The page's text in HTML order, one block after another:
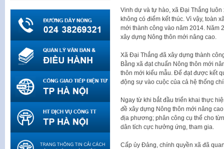
Vinh dự và tự hào, xã Đại Thắng
không có điểm kết thúc. Vì vậy, toàn
mới thành công vào năm 2014. Năm
xây dựng Nông thôn mới nâng cao.
Xã Đại Thắng đã xây dựng thành
Bằng xã đạt chuẩn Nông thôn mới
thôn mới kiểu mẫu. Để đạt được kết
động sự vào cuộc của cả hệ thống
Ngay từ khi bắt đầu triển khai thực
đề xây dựng Nông thôn mới nâng
địa phương; phân công cụ thể cho
dân tích cực hưởng ứng, tham gia.
Cấp ủy Đảng, chính quyền xã đã